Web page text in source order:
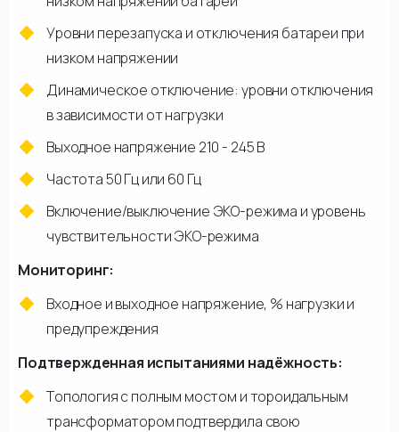
Уровни перезапуска и отключения батареи при
низком напряжении
Динамическое отключение: уровни отключения
в зависимости от нагрузки
Выходное напряжение 210 - 245 В
Частота 50 Гц или 60 Гц
Включение/выключение ЭКО-режима и уровень
чувствительности ЭКО-режима
Мониторинг:
Входное и выходное напряжение, % нагрузки и
предупреждения
Подтвержденная испытаниями надёжность:
Топология с полным мостом и тороидальным
трансформатором подтвердила свою